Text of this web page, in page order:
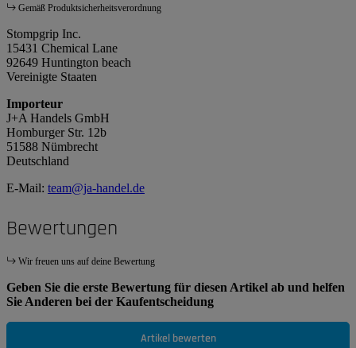
Gemäß Produktsicherheitsverordnung
Stompgrip Inc.
15431 Chemical Lane
92649 Huntington beach
Vereinigte Staaten
Importeur
J+A Handels GmbH
Homburger Str. 12b
51588 Nümbrecht
Deutschland
E-Mail: team@ja-handel.de
Bewertungen
Wir freuen uns auf deine Bewertung
Geben Sie die erste Bewertung für diesen Artikel ab und helfen
Sie Anderen bei der Kaufentscheidung
Artikel bewerten